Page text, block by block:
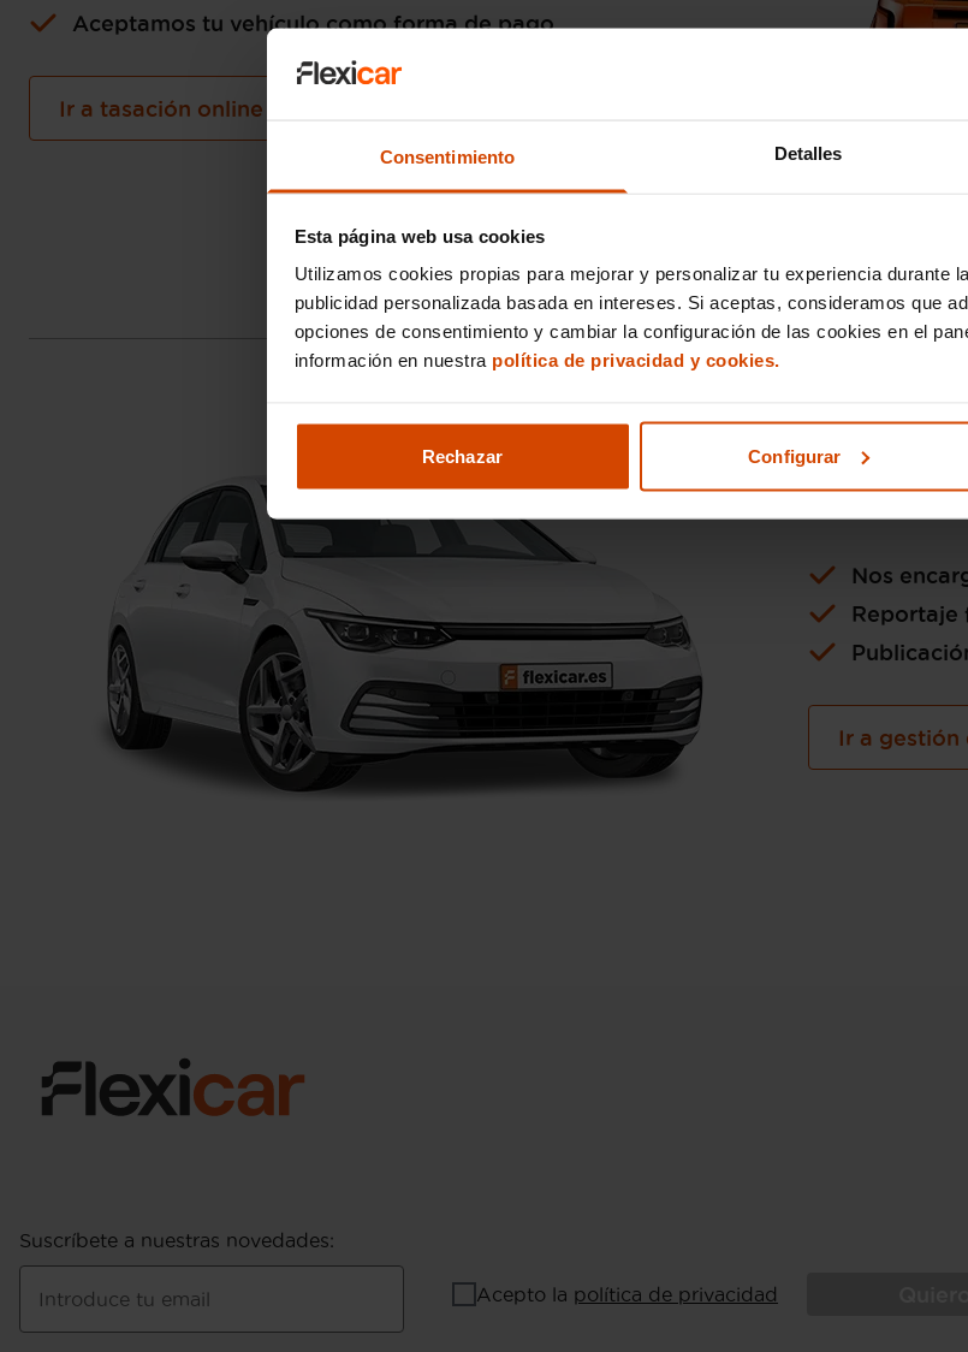
Consentimiento Detalles
Esta página web usa cookies
Utilizamos cookies propias para mejorar y personalizar tu experiencia durante
publicidad personalizada basada en intereses. Si aceptas, consideramos que
opciones de consentimiento y cambiar la configuración de las cookies en el
información en nuestra política de privacidad y cookies.
Rechazar Configurar
Aceptamos tu vehículo como forma de pago
Ir a tasación online gratuita
Si lo
la
Nos
Ir a gestión
Suscríbete a nuestras novedades:
Introduce tu email Acepto la política de privacidad